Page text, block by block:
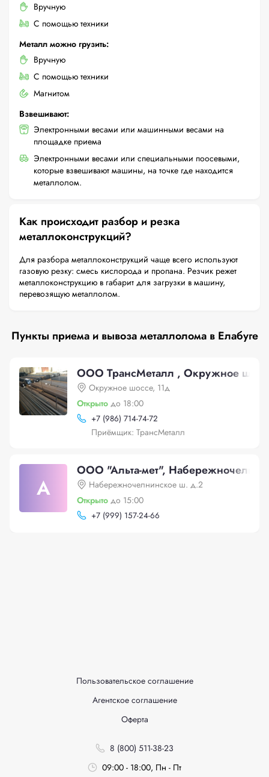
Вручную
С помощью техники
Металл можно грузить:
Вручную
С помощью техники
Магнитом
Взвешивают:
Электронными весами или машинными весами на
площадке приема
Электронными весами или специальными поосевыми,
которые взвешивают машины, на точке где находится
металлолом.
Как происходит разбор и резка
металлоконструкций?
Для разбора металлоконструкций чаще всего используют
газовую резку: смесь кислорода и пропана. Резчик режет
металлоконструкцию в габарит для загрузки в машину,
перевозящую металлолом.
Пункты приема и вывоза металлолома в Елабуге
ООО ТрансМеталл , Окружное
Окружное шоссе, 11д
Открыто до 18:00
+7 (986) 714-74-72
Приёмщик: ТрансМеталл
А
ООО "Альта-мет",
Набережночелнинское ш. д.2
Открыто до 15:00
+7 (999) 157-24-66
Пользовательское соглашение
Агентское соглашение
Оферта
8 (800) 511-38-23
09:00 - 18:00, Пн - Пт